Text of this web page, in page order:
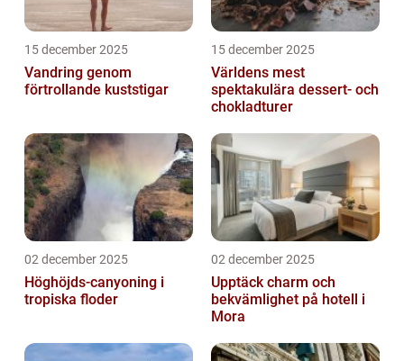
15 december 2025
Vandring genom
förtrollande kuststigar
15 december 2025
Världens mest
spektakulära dessert- och
chokladturer
02 december 2025
Höghöjds-canyoning i
tropiska floder
02 december 2025
Upptäck charm och
bekvämlighet på hotell i
Mora